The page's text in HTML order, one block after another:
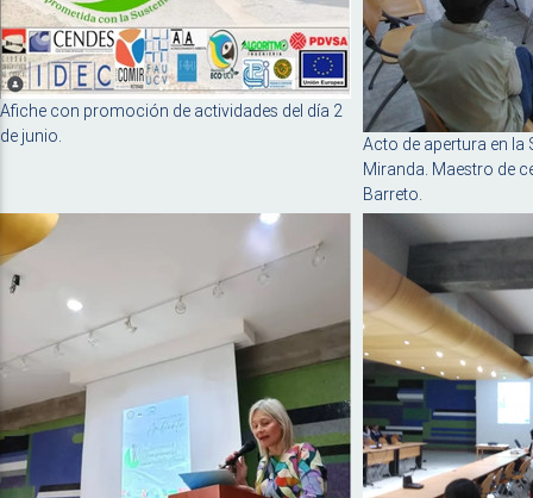
Afiche con promoción de actividades del día 2
de junio.
Acto de apertura en la
Miranda. Maestro de
Barreto.